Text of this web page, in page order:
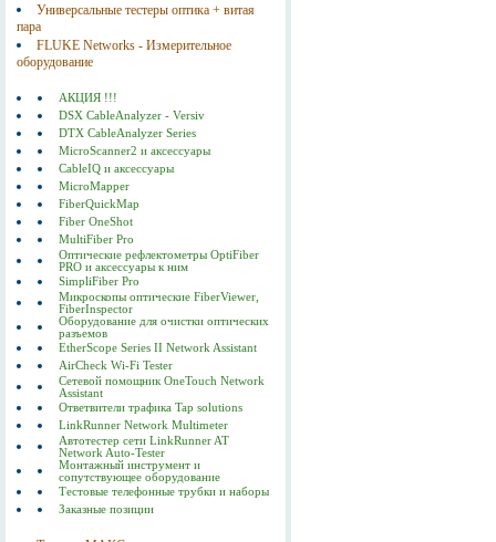
Универсальные тестеры оптика + витая
пара
FLUKE Networks - Измерительное
оборудование
АКЦИЯ !!!
DSX CableAnalyzer - Versiv
DTX CableAnalyzer Series
MicroScanner2 и аксессуары
CableIQ и аксессуары
MicroMapper
FiberQuickMap
Fiber OneShot
MultiFiber Pro
Оптические рефлектометры OptiFiber
PRO и аксессуары к ним
SimpliFiber Pro
Микроскопы оптические FiberViewer,
FiberInspector
Оборудование для очистки оптических
разъемов
EtherScope Series II Network Assistant
AirCheck Wi-Fi Tester
Сетевой помощник OneTouch Network
Assistant
Ответвители трафика Tap solutions
LinkRunner Network Multimeter
Автотестер сети LinkRunner AT
Network Auto-Tester
Монтажный инструмент и
сопутствующее оборудование
Тестовые телефонные трубки и наборы
Заказные позиции